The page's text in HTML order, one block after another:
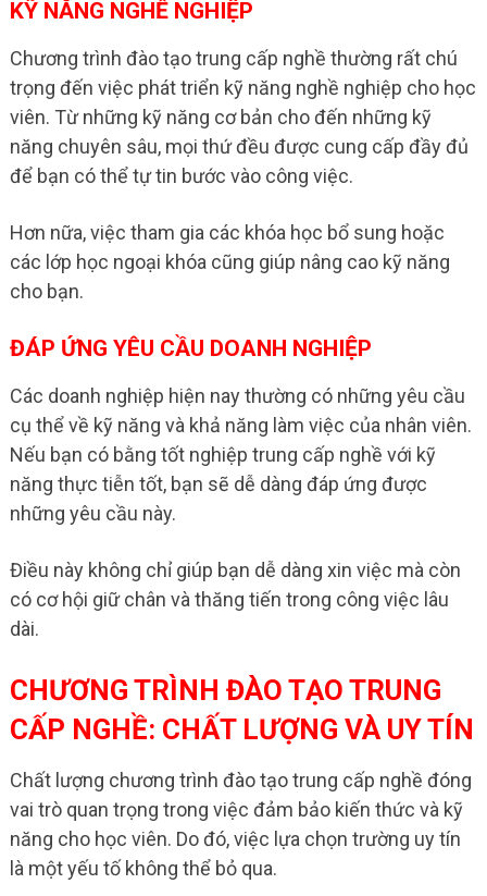
KỸ NĂNG NGHỀ NGHIỆP
Chương trình đào tạo trung cấp nghề thường rất chú
trọng đến việc phát triển kỹ năng nghề nghiệp cho học
viên. Từ những kỹ năng cơ bản cho đến những kỹ
năng chuyên sâu, mọi thứ đều được cung cấp đầy đủ
để bạn có thể tự tin bước vào công việc.
Hơn nữa, việc tham gia các khóa học bổ sung hoặc
các lớp học ngoại khóa cũng giúp nâng cao kỹ năng
cho bạn.
ĐÁP ỨNG YÊU CẦU DOANH NGHIỆP
Các doanh nghiệp hiện nay thường có những yêu cầu
cụ thể về kỹ năng và khả năng làm việc của nhân viên.
Nếu bạn có bằng tốt nghiệp trung cấp nghề với kỹ
năng thực tiễn tốt, bạn sẽ dễ dàng đáp ứng được
những yêu cầu này.
Điều này không chỉ giúp bạn dễ dàng xin việc mà còn
có cơ hội giữ chân và thăng tiến trong công việc lâu
dài.
CHƯƠNG TRÌNH ĐÀO TẠO TRUNG
CẤP NGHỀ: CHẤT LƯỢNG VÀ UY TÍN
Chất lượng chương trình đào tạo trung cấp nghề đóng
vai trò quan trọng trong việc đảm bảo kiến thức và kỹ
năng cho học viên. Do đó, việc lựa chọn trường uy tín
là một yếu tố không thể bỏ qua.